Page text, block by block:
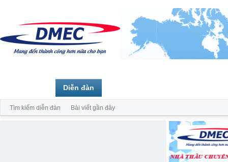
Diễn đàn
Tìm kiếm diễn đàn Bài viết gần đây